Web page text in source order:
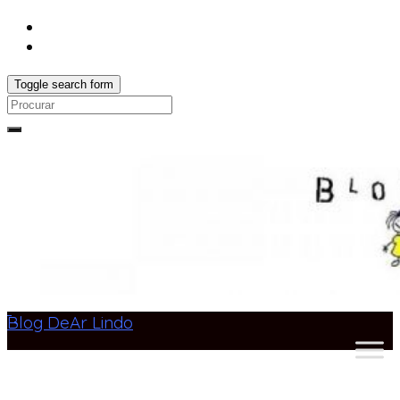
Toggle search form
Search
Blog DeAr Lindo